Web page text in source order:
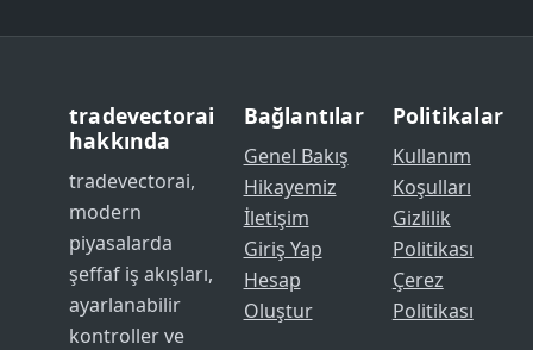
tradevectorai
hakkında
tradevectorai,
modern
piyasalarda
şeffaf iş akışları,
ayarlanabilir
kontroller ve
Bağlantılar
Genel Bakış
Hikayemiz
İletişim
Giriş Yap
Hesap
Oluştur
Politikalar
Kullanım
Koşulları
Gizlilik
Politikası
Çerez
Politikası